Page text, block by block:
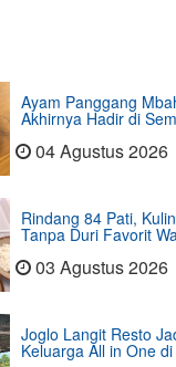
Ayam Panggang
Akhirnya Hadir di
04 Agustus 2026
Rindang 84 Pati,
Tanpa Duri Favorit
03 Agustus 2026
Joglo Langit Resto
Keluarga All in One